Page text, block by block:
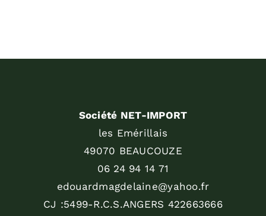
Société NET-IMPORT
les Emérillais
49070 BEAUCOUZE
06 24 94 14 71
edouardmagdelaine@yahoo.fr
CJ :5499-R.C.S.ANGERS 422663666